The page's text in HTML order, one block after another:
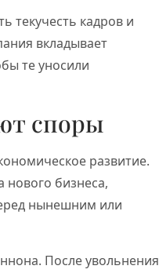
текучесть кадров и
вкладывает
те уносили
споры
развитие.
нового бизнеса,
нынешним или
После увольнения